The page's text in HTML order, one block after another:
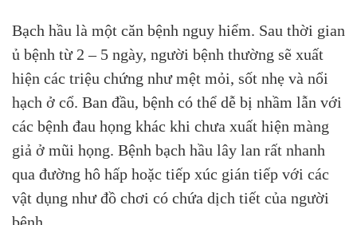
Bạch hầu là một căn bệnh nguy hiểm. Sau thời gian
ủ bệnh từ 2 – 5 ngày, người bệnh thường sẽ xuất
hiện các triệu chứng như mệt mỏi, sốt nhẹ và nổi
hạch ở cổ. Ban đầu, bệnh có thể dễ bị nhầm lẫn với
các bệnh đau họng khác khi chưa xuất hiện màng
giả ở mũi họng. Bệnh bạch hầu lây lan rất nhanh
qua đường hô hấp hoặc tiếp xúc gián tiếp với các
vật dụng như đồ chơi có chứa dịch tiết của người